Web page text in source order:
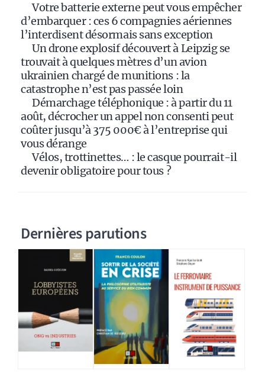
Votre batterie externe peut vous empêcher
d’embarquer : ces 6 compagnies aériennes
l’interdisent désormais sans exception
Un drone explosif découvert à Leipzig se
trouvait à quelques mètres d’un avion
ukrainien chargé de munitions : la
catastrophe n’est pas passée loin
Démarchage téléphonique : à partir du 11
août, décrocher un appel non consenti peut
coûter jusqu’à 375 000€ à l’entreprise qui
vous dérange
Vélos, trottinettes… : le casque pourrait-il
devenir obligatoire pour tous ?
Dernières parutions